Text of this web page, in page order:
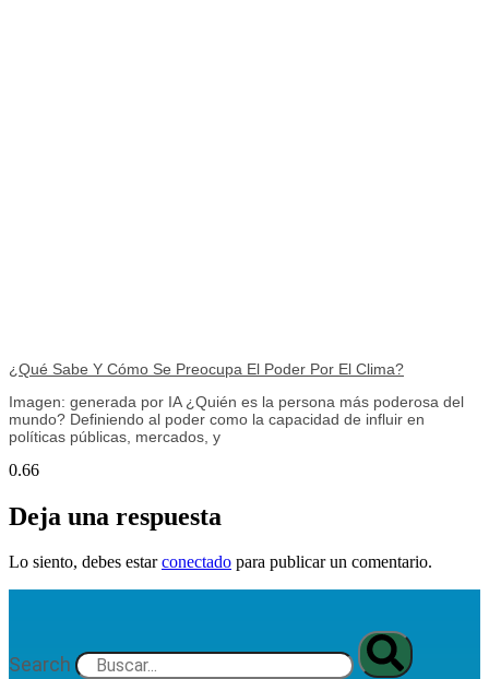
¿Qué Sabe Y Cómo Se Preocupa El Poder Por El Clima?
Imagen: generada por IA ¿Quién es la persona más poderosa del
mundo? Definiendo al poder como la capacidad de influir en
políticas públicas, mercados, y
Deja una respuesta
Lo siento, debes estarconectado para publicar un comentario.
Search